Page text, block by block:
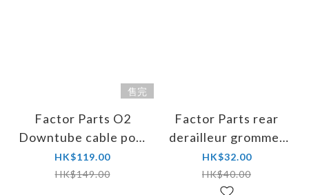
售完
Factor Parts O2
Downtube cable port
cover (mechanical
shift) #113-
HK$119.00
HK$149.00
Factor Parts rear
derailleur grommet
#113-A270BRZ-BK
HK$32.00
HK$40.00